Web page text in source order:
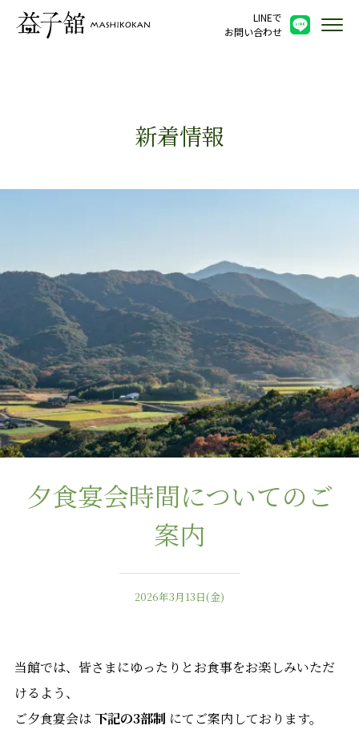
LINEで
お問い合わせ
新着情報
夕食宴会時間についてのご
案内
2026年3月13日(金)
当館では、皆さまにゆったりとお食事をお楽しみいただ
けるよう、
ご夕食宴会は 下記の3部制 にてご案内しております。